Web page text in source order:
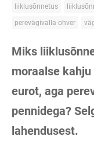
liiklusõnnetus
perevägivalla ohver
Miks
moraalse
eurot, aga
pennidega?
lahendusest.